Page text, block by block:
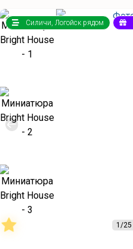
1/25
Силичи, Логойск рядом